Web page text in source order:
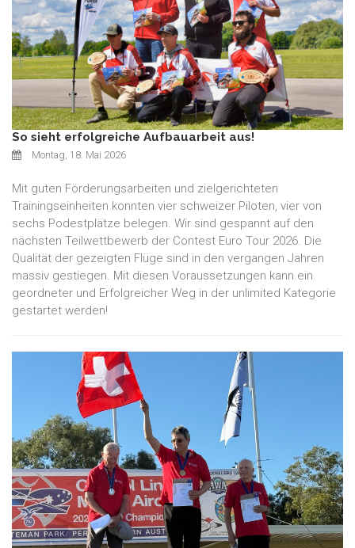
So sieht erfolgreiche Aufbauarbeit aus!
Montag, 18. Mai 2026
Mit guten Förderungsarbeiten und zielgerichteten
Trainingseinheiten konnten vier schweizer Piloten, vier von
sechs Podestplätze belegen. Wir sind gespannt auf den
nächsten Teilwettbewerb der Contest Euro Tour 2026. Die
Qualität der gezeigten Flüge sind in den vergangen Jahren
massiv gestiegen. Mit diesen Voraussetzungen kann ein
geordneter und Erfolgreicher Weg in der unlimited Kategorie
gestartet werden!